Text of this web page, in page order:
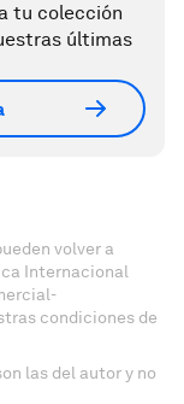
tu colección
últimas
volver a
Internacional
condiciones de
las del autor y no